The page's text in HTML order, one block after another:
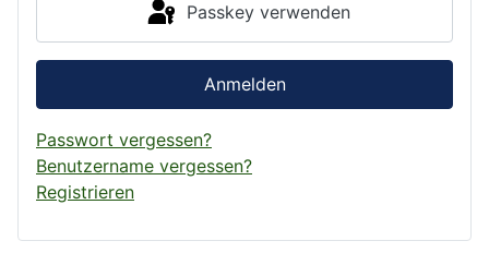
Passkey verwenden
Anmelden
Passwort vergessen?
Benutzername vergessen?
Registrieren